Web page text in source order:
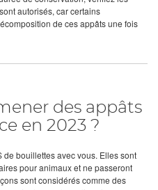
autorisés, car certains
de ces appâts une fois
des appâts
en 2023 ?
bouillettes avec vous. Elles sont
pour animaux et ne passeront
sont considérés comme des